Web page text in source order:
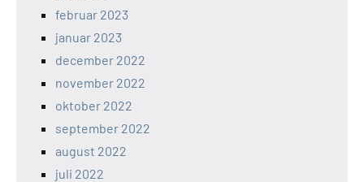
februar 2023
januar 2023
december 2022
november 2022
oktober 2022
september 2022
august 2022
juli 2022